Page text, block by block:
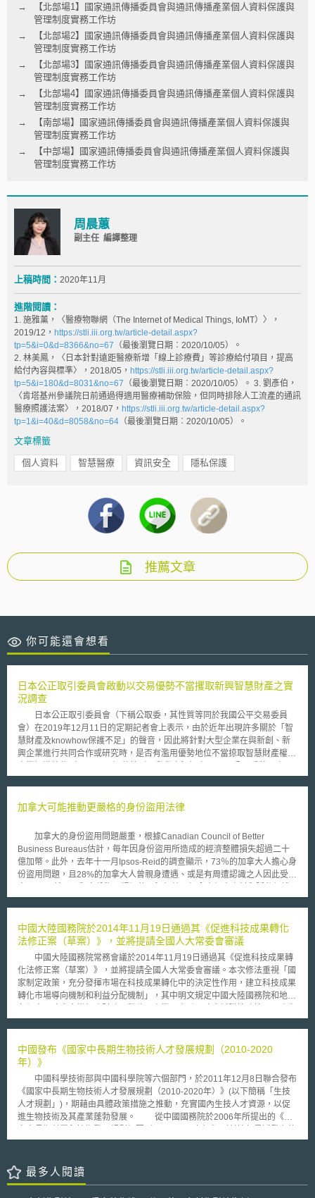
【北部場1】國家通訊傳播委員會與通訊傳播產業個人資料保護與
管理制度實務工作坊
【北部場2】國家通訊傳播委員會與通訊傳播產業個人資料保護與
管理制度實務工作坊
【北部場3】國家通訊傳播委員會與通訊傳播產業個人資料保護與
管理制度實務工作坊
【北部場4】國家通訊傳播委員會與通訊傳播產業個人資料保護與
管理制度實務工作坊
【南部場】國家通訊傳播委員會與通訊傳播產業個人資料保護與
管理制度實務工作坊
【中部場】國家通訊傳播委員會與通訊傳播產業個人資料保護與
管理制度實務工作坊
周晨蕙
副主任 編譯整理
上稿時間： 2020年11月
進階閱讀：
1. 施雅薰，〈醫療物聯網（The Internet of Medical Things, IoMT）〉，
2019/12， https://stli.iii.org.tw/article-detail.aspx?
tp=5&i=0&d=8366&no=67 （最後瀏覽日期︰2020/10/05）。
2. 林美鳳，〈日本針對遠距醫療新增「線上診療費」等診療給付項目，提高
給付內容與標準〉，2018/05， https://stli.iii.org.tw/article-detail.aspx?
tp=5&i=180&d=8031&no=67 （最後瀏覽日期︰2020/10/05）。 3. 劉彥伯，
〈肯塔基州參議院日前通過得適用醫療補助保險，但同時排除人工流產的通訊
醫療照護法案〉，2018/07， https://stli.iii.org.tw/article-detail.aspx?
tp=1&i=40&d=8058&no=64 （最後瀏覽日期︰2020/10/05）。
文章標籤
個人資料 智慧醫療 資訊安全 隱私保護
推薦文章
你可能還會想看
日本公正取引委員會啟動以交易優勢不當攫取新興智慧財產之實
況調查
日本公正取引委員會（下稱公取委，其性質等同於我國公平交易委員
會）在2019年12月11日的定期記者會上表示，由於近年出現許多關於「智
慧財產及knowhow保護不足」的聲音，因此將針對大型企業在與新創、新
興企業進行共同合作或研究時，是否有濫用優勢地位不當掠取智慧財產權及
方式，針對日本國內約1萬家創業10年以內的IT製造新創產業與大企業間交
智慧財產：（1）契約約定大型企業無須經新興企業許可，即可逕自申請專
限制與他人合作：（1）長時間禁止新興企業與其他業界合作；（2）相關專
利遭到大企業所限制，導致事業無法拓展。 強勢締約：（1）大型企業對於
契約的意思決定過於緩慢；（2）直接交付簽訂好的紙本契約，並告知不得
變更契約內容。 公取委表示，因為新興企業具有開放式創新的價值，
在與大型企業進行合作時，對於國家產業發展及競爭力的提升，能發揮很大
並預計在2020年依據調查結果，擬定相關指引或方針。
加拿大可能推動更嚴格的身份盜用法律
加拿大的身份盜用問題嚴重，根據Canadian Council of Better
Business Bureaus估計，每年因身份盜用所造成的經濟整體損失超過二十
億加幣。此外，去年十一月Ipsos-Reid的調查顯示，73％的加拿大人擔心身
份盜用問題，且28%的加拿大人曾親身遭遇、或是有周遭認識之人因此受
法制一直飽受批評，被認為無法遏止此一問題擴散。加拿大資料安全之基礎
and Electronic Documents Act），但以具有重要嚇阻效果的刑法而言，卻
只處罰濫用他人身份資訊，如身份詐欺、冒用、偽造等行為，但對於初步蒐
集、處理和盜賣身份資訊之行為，卻難以透過現行刑法規範。 身份盜
用可能造成的影響層面相當廣泛，例如個人的財務和信用損失、商業或財金
產業的損失，甚至是整體納稅人的傷害。 職是之故，加拿大勞工部、
魁北克經濟發展部等政府首長乃宣布，聯邦政府有意推動刑法之修改，使檢
警對於先期身份盜用（或違法資料蒐集）之行為，有更大的調查和追訴空
中國大陸國務院於2014年11月19日通過其《促進科技成果轉化
法修正案（草案）》，並將提請全國人大常委會審議
中國大陸國務院常務會議於2014年11月19日通過其《促進科技成果轉
化法修正案（草案）》，並將提請全國人大常委會審議。本次修法重視「國
家制定政策，充分發揮市場在科技成果轉化中的決定性作用，建立科技成果
轉化市場導向機制和利益分配機制」，其中明文規定中國大陸國務院和地方
科技成果轉化相關活動，推動科技與經濟結合，加速科學技術進步，實現創
日施行，歷經2007年之修訂，共計6章37條。本次通過的修正草案，增加至
9章58條，其中保留和擴充現行法13條，修改合併20條，刪除4條，新增29
條。本次修法加大其政府對於科技成果轉化的財政性資金投入，並可引導其
他民間資金投入。此外，本次修法也放寬中國大陸高等院校和重點研究院所
之科技成果的歸屬，讓其能夠順利地轉化至民間企業。例如：草案第8條規
定利用財政性資金設立的科研機構、高等學校可以採取合作實施、轉讓、許
可和投資等方式，向企業和其他組織轉移科技成果，並且國家鼓勵這類機構
的彈性，惟科研機構、高等學校仍應依草案第14條規定，向主管部門提交科
技成果轉化情況年度報告；主管部門應當將科技成果轉化情況納入對科研機
中國發布《國家中長期生物技術人才發展規劃（2010-2020
年）》
中國科學技術部與中國科學院等六個部門，於2011年12月8日聯合發布
《國家中長期生物技術人才發展規劃（2010-2020年）》(以下簡稱「生技
人才規劃」)，期藉由具體政策措施之推動，充實國內生技人才資源，以促
進生物技術及其產業蓬勃發展。 從中國國務院於2006年所提出的《國
《國家十二五科學和技術發展規劃》，均揭示「生物技術」為中國科技發展
次創新人才、缺乏優秀創業型人才、人才資源開發投入不足，以及人才發展
體制障礙待破除等問題，本規劃便在這樣的背景下誕生。 針對前述生
最多人閱讀